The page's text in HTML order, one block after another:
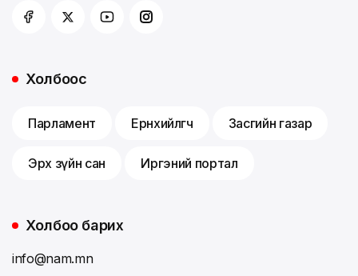
Холбоос
Парламент Ерөнхийлөгч Засгийн газар
Эрх зүйн сан Иргэний портал
Холбоо барих
info@nam.mn